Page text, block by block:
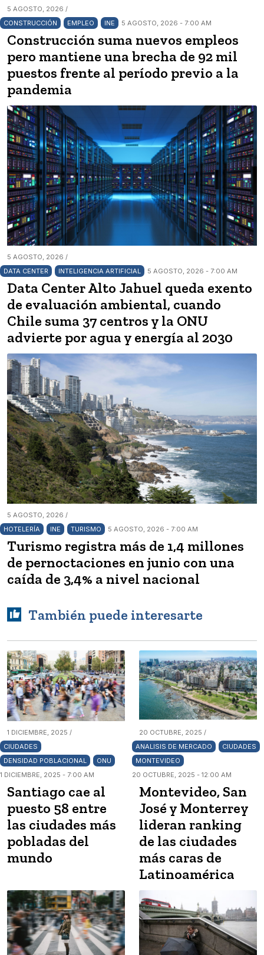
5 AGOSTO, 2026 /
CONSTRUCCIÓN
EMPLEO INE 5 AGOSTO, 2026 - 7:00 AM
Construcción suma nuevos empleos
pero mantiene una brecha de 92 mil
puestos frente al período previo a la
pandemia
5 AGOSTO, 2026 /
DATA CENTER
INTELIGENCIA ARTIFICIAL 5 AGOSTO, 2026 - 7:00 AM
Data Center Alto Jahuel queda exento
de evaluación ambiental, cuando
Chile suma 37 centros y la ONU
advierte por agua y energía al 2030
5 AGOSTO, 2026 /
HOTELERÍA
INE TURISMO 5 AGOSTO, 2026 - 7:00 AM
Turismo registra más de 1,4 millones
de pernoctaciones en junio con una
caída de 3,4% a nivel nacional
También puede interesarte
1 DICIEMBRE, 2025 /
CIUDADES
DENSIDAD POBLACIONAL
ONU
1 DICIEMBRE, 2025 - 7:00 AM
Santiago cae al
puesto 58 entre
las ciudades más
pobladas del
mundo
20 OCTUBRE, 2025 /
ANALISIS DE MERCADO
CIUDADES
MONTEVIDEO
20 OCTUBRE, 2025 - 12:00 AM
Montevideo, San
José y Monterrey
lideran ranking
de las ciudades
más caras de
Latinoamérica